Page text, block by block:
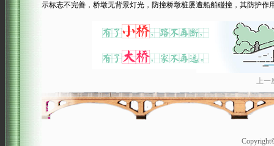
示标志不完善，桥墩无背景灯光，防撞桥墩桩屡遭船舶碰撞，其防护
上一